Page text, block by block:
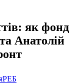
як фонд
Анатолій
РЕБ